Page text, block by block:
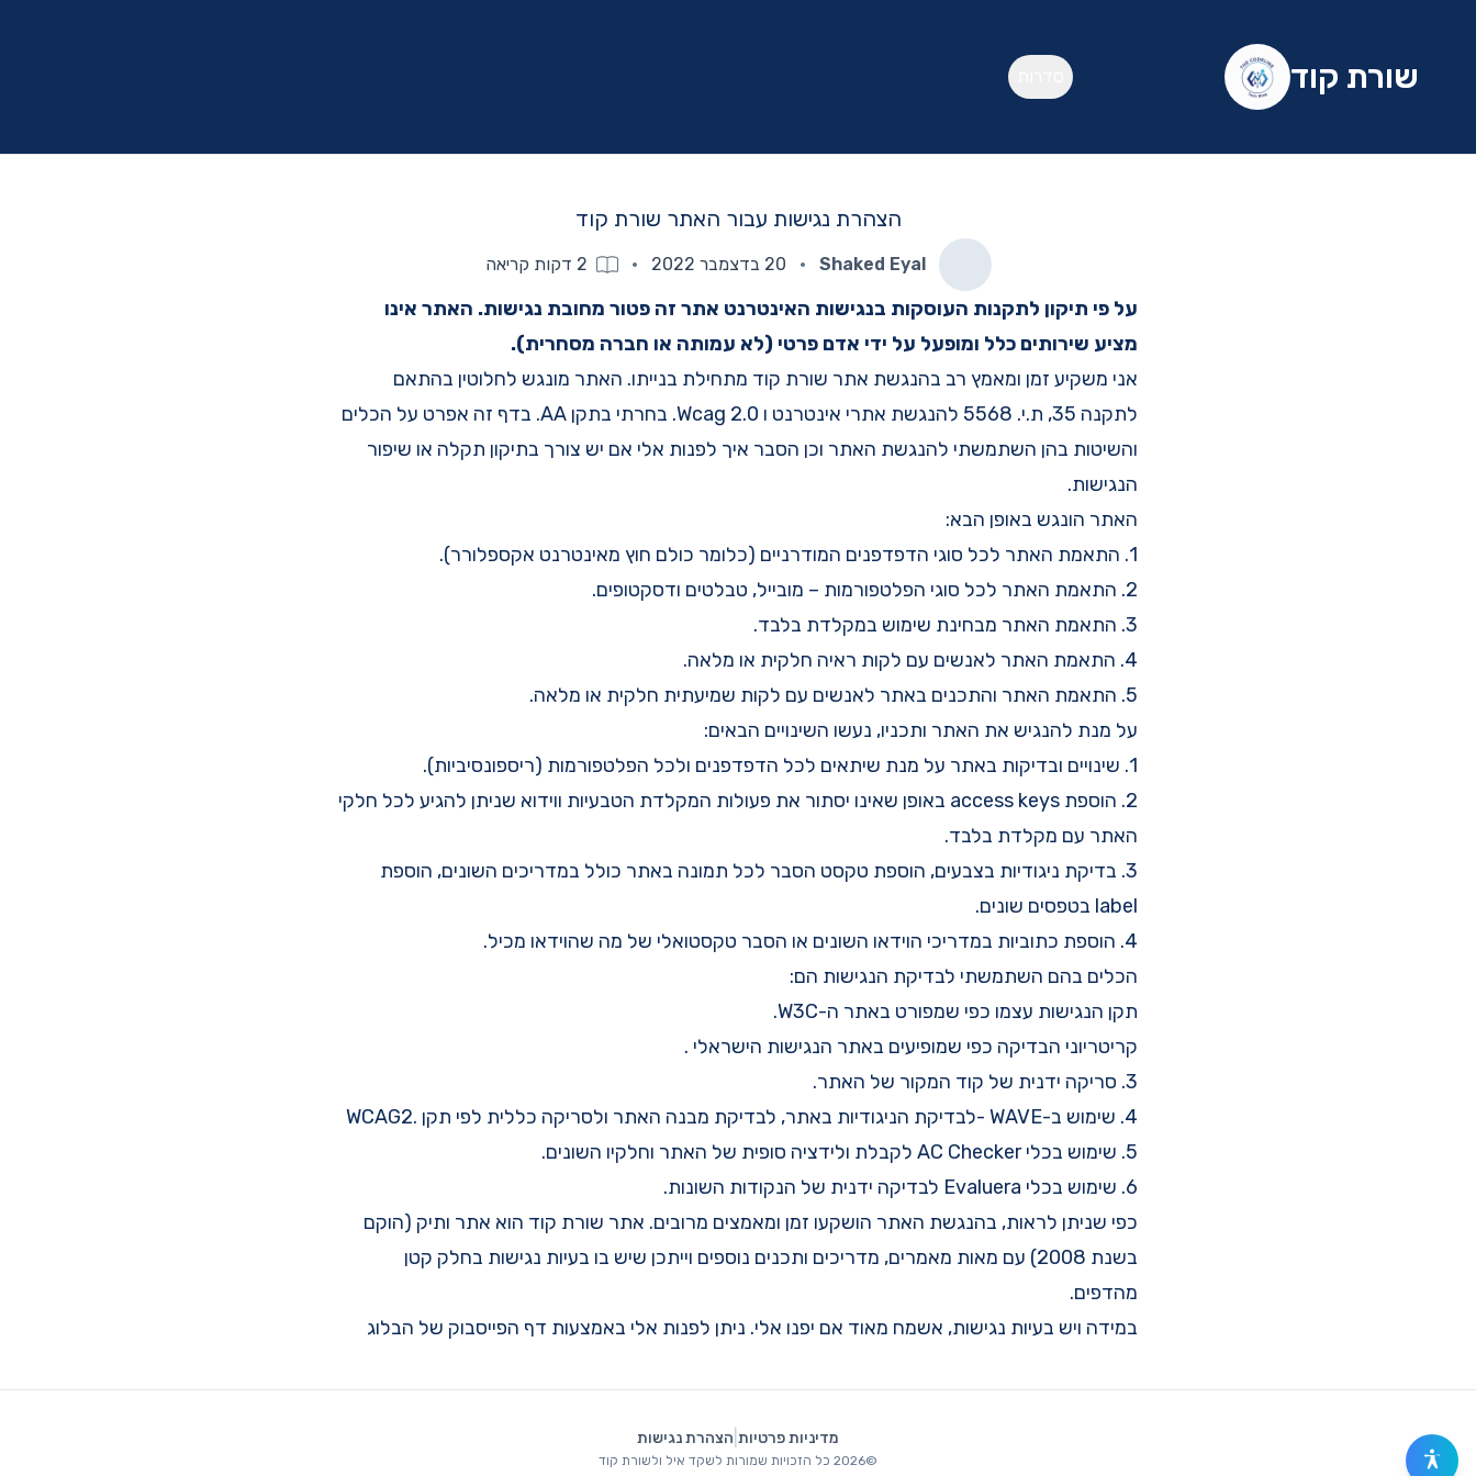
שורת קוד
הצהרת נגישות עבור האתר שורת קוד
Shaked Eyal
· 20 בדצמבר 2022 ·
2 דקות קריאה
על פי תיקון לתקנות העוסקות בנגישות האינטרנט אתר זה פטור מחובת נגישות. האתר אינו
מציע שירותים כלל ומופעל על ידי אדם פרטי (לא עמותה או חברה מסחרית).
אני משקיע זמן ומאמץ רב בהנגשת אתר שורת קוד מתחילת בנייתו. האתר מונגש לחלוטין בהתאם
לתקנה 35, ת.י. 5568 להנגשת אתרי אינטרנט ו Wcag 2.0. בחרתי בתקן AA. בדף זה אפרט על הכלים
והשיטות בהן השתמשתי להנגשת האתר וכן הסבר איך לפנות אלי אם יש צורך בתיקון תקלה או שיפור
הנגישות.
האתר הונגש באופן הבא:
1. התאמת האתר לכל סוגי הדפדפנים המודרניים (כלומר כולם חוץ מאינטרנט אקספלורר).
2. התאמת האתר לכל סוגי הפלטפורמות – מובייל, טבלטים ודסקטופים.
3. התאמת האתר מבחינת שימוש במקלדת בלבד.
4. התאמת האתר לאנשים עם לקות ראיה חלקית או מלאה.
5. התאמת האתר והתכנים באתר לאנשים עם לקות שמיעתית חלקית או מלאה.
על מנת להנגיש את האתר ותכניו, נעשו השינויים הבאים:
1. שינויים ובדיקות באתר על מנת שיתאים לכל הדפדפנים ולכל הפלטפורמות (ריספונסיביות).
2. הוספת access keys באופן שאינו יסתור את פעולות המקלדת הטבעיות ווידוא שניתן להגיע לכל חלקי
האתר עם מקלדת בלבד.
3. בדיקת ניגודיות בצבעים, הוספת טקסט הסבר לכל תמונה באתר כולל במדריכים השונים, הוספת
label בטפסים שונים.
4. הוספת כתוביות במדריכי הוידאו השונים או הסבר טקסטואלי של מה שהוידאו מכיל.
הכלים בהם השתמשתי לבדיקת הנגישות הם:
תקן הנגישות עצמו כפי שמפורט באתר ה-W3C
.
קריטריוני הבדיקה כפי שמופיעים באתר הנגישות הישראלי .
3. סריקה ידנית של קוד המקור של האתר.
4. שימוש ב-
WAVE
-לבדיקת הניגודיות באתר, לבדיקת מבנה האתר ולסריקה כללית לפי תקן WCAG2.
5. שימוש בכלי
AC Checker לקבלת ולידציה סופית של האתר וחלקיו השונים.
6. שימוש בכלי
Evaluera לבדיקה ידנית של הנקודות השונות.
כפי שניתן לראות, בהנגשת האתר הושקעו זמן ומאמצים מרובים. אתר שורת קוד הוא אתר ותיק (הוקם
בשנת 2008) עם מאות מאמרים, מדריכים ותכנים נוספים וייתכן שיש בו בעיות נגישות בחלק קטן
מהדפים.
במידה ויש בעיות נגישות, אשמח מאוד אם יפנו אלי. ניתן לפנות אלי באמצעות דף הפייסבוק של הבלוג
מדיניות פרטיות הצהרת נגישות
©
2026 כל הזכויות שמורות לשקד איל ולשורת קוד